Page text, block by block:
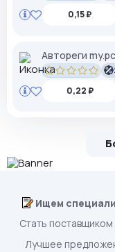
0,15 ₽
Автореги
0,22 ₽
Ищем
Стать поставщиком
Лучшее